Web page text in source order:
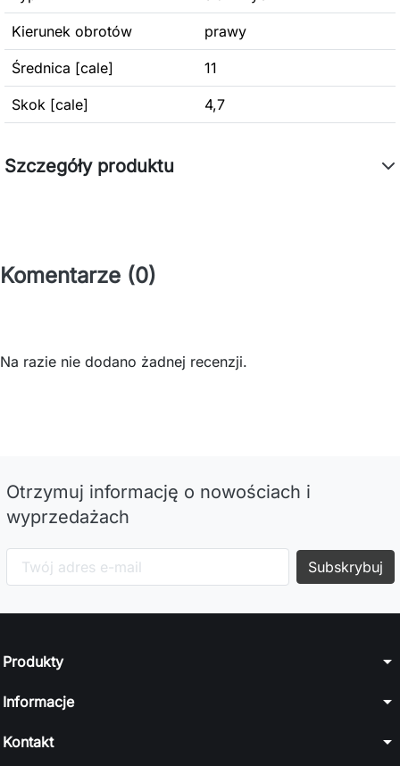
Kierunek obrotów prawy
Średnica [cale] 11
Skok [cale] 4,7
Szczegóły produktu
Komentarze (0)
Na razie nie dodano żadnej recenzji.
Otrzymuj informację o nowościach i
wyprzedażach
Produkty arrow_drop_down
Informacje arrow_drop_down
Kontakt arrow_drop_down